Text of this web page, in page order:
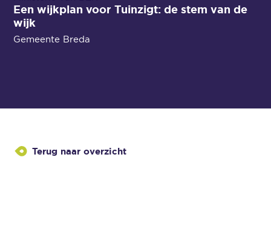
Een wijkplan voor Tuinzigt: de stem van de
wijk
Gemeente Breda
Terug naar overzicht